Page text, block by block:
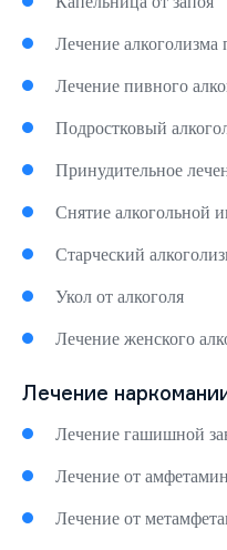
Лечение
Лечение пивного
Подростковый
Принудительное
Снятие алкогольной
Старческий
Укол от алкоголя
Лечение женского
Лечение
Лечение гашишной
Лечение от
Лечение от